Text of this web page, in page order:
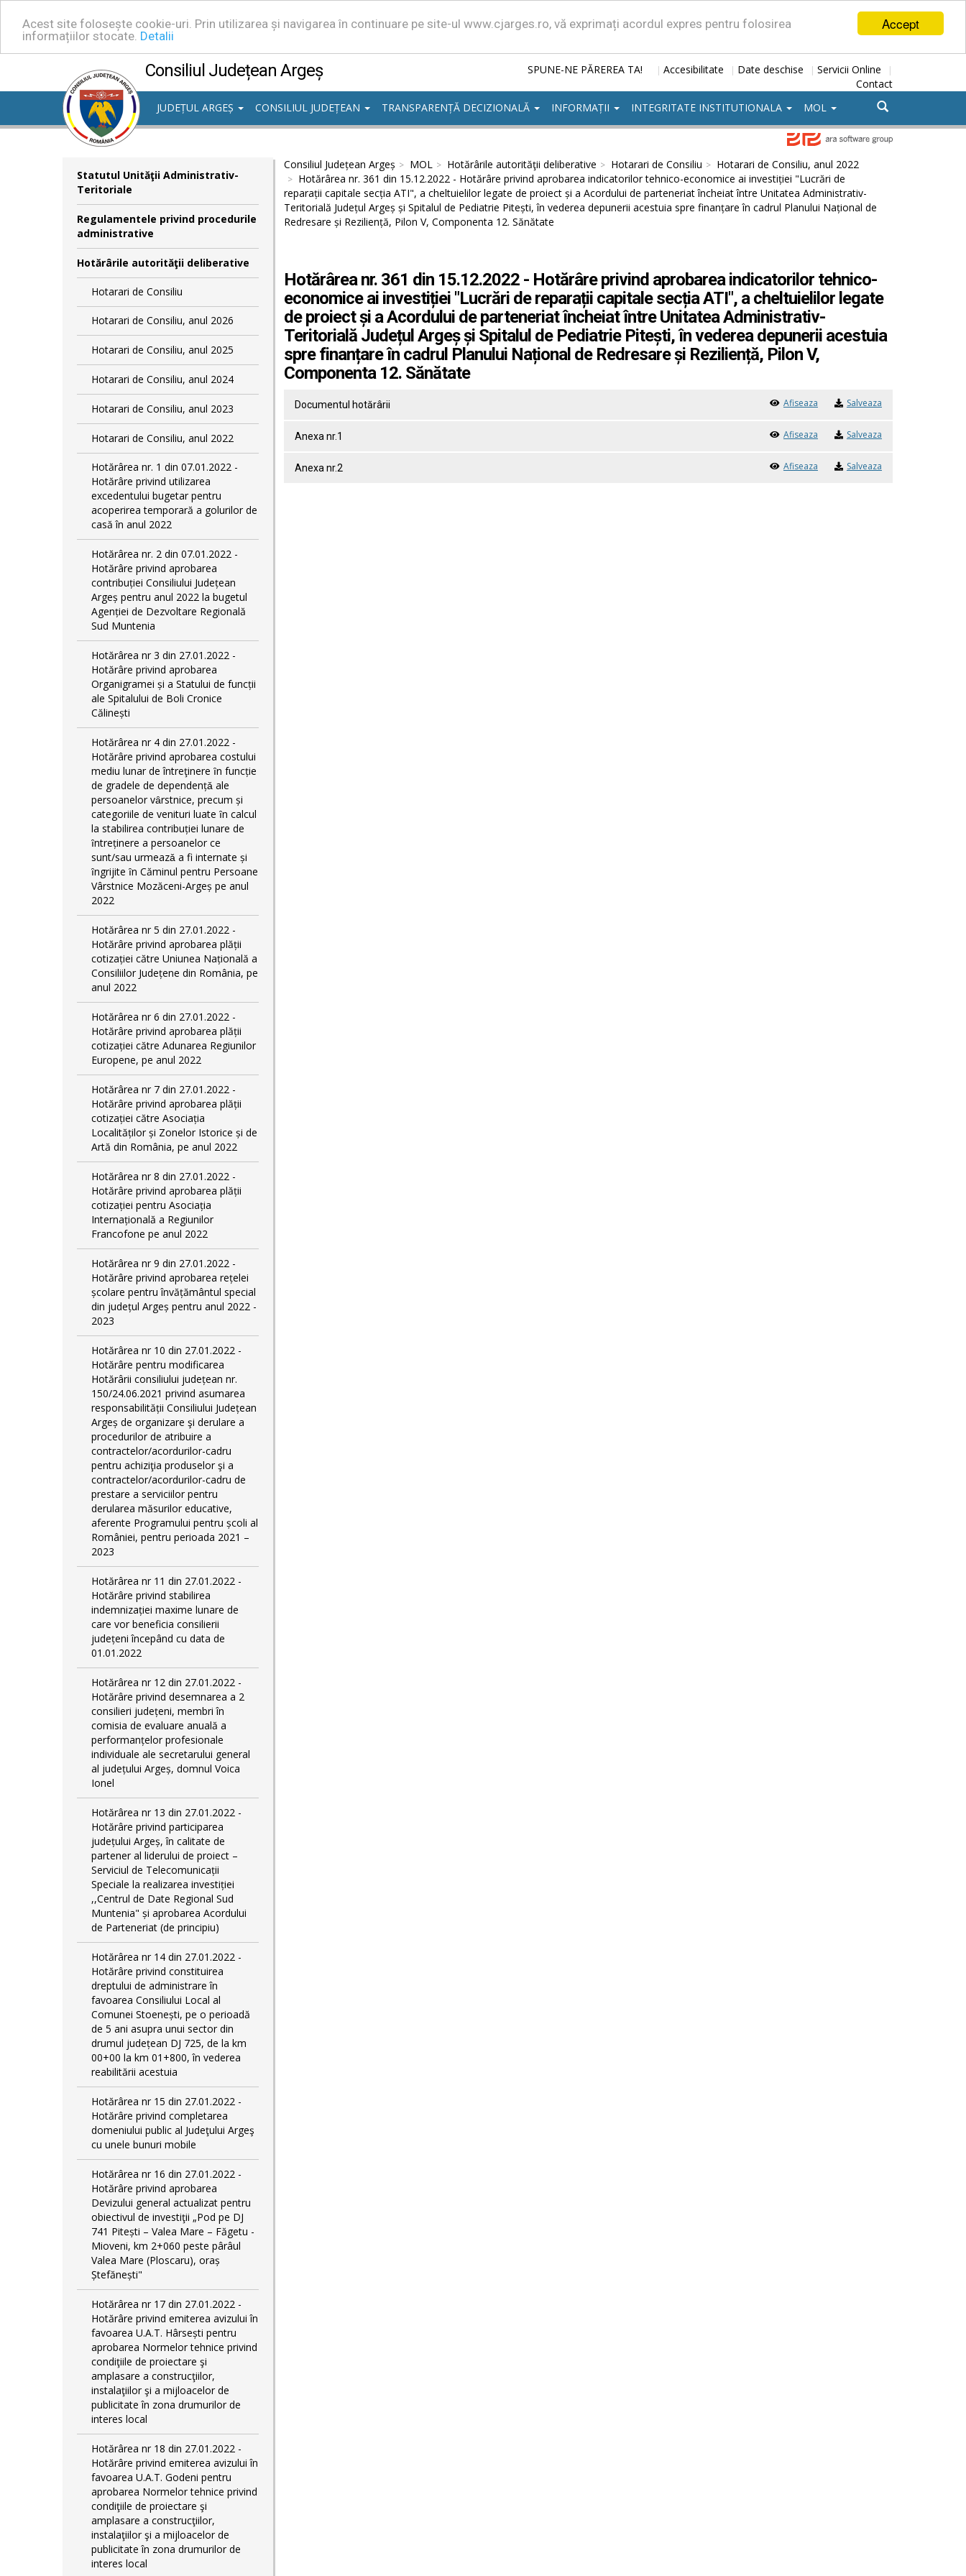
Accept
Acest site folosește cookie-uri. Prin utilizarea și navigarea în continuare pe site-ul www.cjarges.ro, vă exprimați acordul expres pentru folosirea
informațiilor stocate. Detalii
Consiliul Județean Argeș SPUNE-NE PĂREREA TA! | Accesibilitate | Date deschise | Servicii Online |
Contact
JUDEȚUL ARGEȘ
CONSILIUL JUDEȚEAN TRANSPARENȚĂ DECIZIONALĂ INFORMAȚII INTEGRITATE INSTITUTIONALA MOL
Statutul Unităţii Administrativ-
Teritoriale
Regulamentele privind procedurile
administrative
Hotărârile autorităţii deliberative
Hotarari de Consiliu
Hotarari de Consiliu, anul 2026
Hotarari de Consiliu, anul 2025
Hotarari de Consiliu, anul 2024
Hotarari de Consiliu, anul 2023
Hotarari de Consiliu, anul 2022
Hotărârea nr. 1 din 07.01.2022 -
Hotărâre privind utilizarea
excedentului bugetar pentru
acoperirea temporară a golurilor de
casă în anul 2022
Hotărârea nr. 2 din 07.01.2022 -
Hotărâre privind aprobarea
contribuției Consiliului Județean
Argeș pentru anul 2022 la bugetul
Agenției de Dezvoltare Regională
Sud Muntenia
Hotărârea nr 3 din 27.01.2022 -
Hotărâre privind aprobarea
Organigramei și a Statului de funcții
ale Spitalului de Boli Cronice
Călinești
Hotărârea nr 4 din 27.01.2022 -
Hotărâre privind aprobarea costului
mediu lunar de întreţinere ȋn funcție
de gradele de dependențǎ ale
persoanelor vȃrstnice, precum și
categoriile de venituri luate ȋn calcul
la stabilirea contribuției lunare de
ȋntreținere a persoanelor ce
sunt/sau urmeazǎ a fi internate și
ȋngrijite ȋn Căminul pentru Persoane
Vârstnice Mozăceni-Argeș pe anul
2022
Hotărârea nr 5 din 27.01.2022 -
Hotărâre privind aprobarea plății
cotizației către Uniunea Națională a
Consiliilor Județene din România, pe
anul 2022
Hotărârea nr 6 din 27.01.2022 -
Hotărâre privind aprobarea plății
cotizației către Adunarea Regiunilor
Europene, pe anul 2022
Hotărârea nr 7 din 27.01.2022 -
Hotărâre privind aprobarea plății
cotizației către Asociația
Localităților și Zonelor Istorice și de
Artă din România, pe anul 2022
Hotărârea nr 8 din 27.01.2022 -
Hotărâre privind aprobarea plății
cotizației pentru Asociația
Internațională a Regiunilor
Francofone pe anul 2022
Hotărârea nr 9 din 27.01.2022 -
Hotărâre privind aprobarea rețelei
școlare pentru învățământul special
din județul Argeș pentru anul 2022 -
2023
Hotărârea nr 10 din 27.01.2022 -
Hotărâre pentru modificarea
Hotărârii consiliului județean nr.
150/24.06.2021 privind asumarea
responsabilității Consiliului Județean
Argeș de organizare şi derulare a
procedurilor de atribuire a
contractelor/acordurilor-cadru
pentru achiziţia produselor şi a
contractelor/acordurilor-cadru de
prestare a serviciilor pentru
derularea măsurilor educative,
aferente Programului pentru școli al
României, pentru perioada 2021 –
2023
Hotărârea nr 11 din 27.01.2022 -
Hotărâre privind stabilirea
indemnizației maxime lunare de
care vor beneficia consilierii
județeni începând cu data de
01.01.2022
Hotărârea nr 12 din 27.01.2022 -
Hotărâre privind desemnarea a 2
consilieri județeni, membri în
comisia de evaluare anuală a
performanțelor profesionale
individuale ale secretarului general
al județului Argeș, domnul Voica
Ionel
Hotărârea nr 13 din 27.01.2022 -
Hotărâre privind participarea
județului Argeș, în calitate de
partener al liderului de proiect –
Serviciul de Telecomunicații
Speciale la realizarea investiției
,,Centrul de Date Regional Sud
Muntenia" și aprobarea Acordului
de Parteneriat (de principiu)
Hotărârea nr 14 din 27.01.2022 -
Hotărâre privind constituirea
dreptului de administrare în
favoarea Consiliului Local al
Comunei Stoenești, pe o perioadă
de 5 ani asupra unui sector din
drumul județean DJ 725, de la km
00+00 la km 01+800, în vederea
reabilitării acestuia
Hotărârea nr 15 din 27.01.2022 -
Hotărâre privind completarea
domeniului public al Judeţului Argeş
cu unele bunuri mobile
Hotărârea nr 16 din 27.01.2022 -
Hotărâre privind aprobarea
Devizului general actualizat pentru
obiectivul de investiţii „Pod pe DJ
741 Pitești – Valea Mare – Făgetu -
Mioveni, km 2+060 peste pârâul
Valea Mare (Ploscaru), oraș
Ștefănești"
Hotărârea nr 17 din 27.01.2022 -
Hotărâre privind emiterea avizului în
favoarea U.A.T. Hârsești pentru
aprobarea Normelor tehnice privind
condiţiile de proiectare şi
amplasare a construcţiilor,
instalaţiilor şi a mijloacelor de
publicitate în zona drumurilor de
interes local
Hotărârea nr 18 din 27.01.2022 -
Hotărâre privind emiterea avizului în
favoarea U.A.T. Godeni pentru
aprobarea Normelor tehnice privind
condiţiile de proiectare şi
amplasare a construcţiilor,
instalaţiilor şi a mijloacelor de
publicitate în zona drumurilor de
interes local
Consiliul Județean Argeș MOL Hotărârile autorităţii deliberative Hotarari de Consiliu
Hotarari de Consiliu, anul 2022
Hotărârea nr. 361 din 15.12.2022 - Hotărâre privind aprobarea indicatorilor tehnico-economice ai investiției "Lucrări de
reparații capitale secția ATI", a cheltuielilor legate de proiect și a Acordului de parteneriat încheiat între Unitatea Administrativ-
Teritorială Județul Argeș și Spitalul de Pediatrie Pitești, în vederea depunerii acestuia spre finanțare în cadrul Planului Național de
Redresare și Reziliență, Pilon V, Componenta 12. Sănătate
Hotărârea nr. 361 din 15.12.2022 - Hotărâre privind aprobarea indicatorilor tehnico-
economice ai investiției "Lucrări de reparații capitale secția ATI", a cheltuielilor legate
de proiect și a Acordului de parteneriat încheiat între Unitatea Administrativ-
Teritorială Județul Argeș și Spitalul de Pediatrie Pitești, în vederea depunerii acestuia
spre finanțare în cadrul Planului Național de Redresare și Reziliență, Pilon V,
Componenta 12. Sănătate
Documentul hotărârii Afiseaza Salveaza
Anexa nr.1 Afiseaza Salveaza
Anexa nr.2 Afiseaza Salveaza